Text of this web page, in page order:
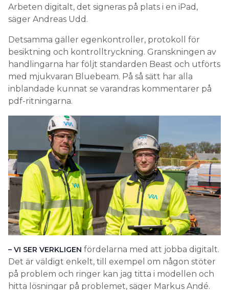
Arbeten digitalt, det signeras på plats i en iPad,
säger Andreas Udd.
Detsamma gäller egenkontroller, protokoll för
besiktning och kontrolltryckning. Granskningen av
handlingarna har följt standarden Beast och utförts
med mjukvaran Bluebeam. På så sätt har alla
inblandade kunnat se varandras kommentarer på
pdf-ritningarna.
– VI SER VERKLIGEN fördelarna med att jobba digitalt.
Det är väldigt enkelt, till exempel om någon stöter
på problem och ringer kan jag titta i modellen och
hitta lösningar på problemet, säger Markus Andé.